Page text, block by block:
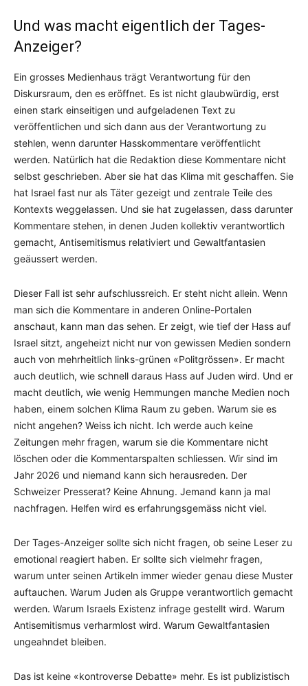
Und was macht eigentlich der Tages-
Anzeiger?
Ein grosses Medienhaus trägt Verantwortung für den
Diskursraum, den es eröffnet. Es ist nicht glaubwürdig, erst
einen stark einseitigen und aufgeladenen Text zu
veröffentlichen und sich dann aus der Verantwortung zu
stehlen, wenn darunter Hasskommentare veröffentlicht
werden. Natürlich hat die Redaktion diese Kommentare nicht
selbst geschrieben. Aber sie hat das Klima mit geschaffen. Sie
hat Israel fast nur als Täter gezeigt und zentrale Teile des
Kontexts weggelassen. Und sie hat zugelassen, dass darunter
Kommentare stehen, in denen Juden kollektiv verantwortlich
gemacht, Antisemitismus relativiert und Gewaltfantasien
geäussert werden.
Dieser Fall ist sehr aufschlussreich. Er steht nicht allein. Wenn
man sich die Kommentare in anderen Online-Portalen
anschaut, kann man das sehen. Er zeigt, wie tief der Hass auf
Israel sitzt, angeheizt nicht nur von gewissen Medien sondern
auch von mehrheitlich links-grünen «Politgrössen». Er macht
auch deutlich, wie schnell daraus Hass auf Juden wird. Und er
macht deutlich, wie wenig Hemmungen manche Medien noch
haben, einem solchen Klima Raum zu geben. Warum sie es
nicht angehen? Weiss ich nicht. Ich werde auch keine
Zeitungen mehr fragen, warum sie die Kommentare nicht
löschen oder die Kommentarspalten schliessen. Wir sind im
Jahr 2026 und niemand kann sich herausreden. Der
Schweizer Presserat? Keine Ahnung. Jemand kann ja mal
nachfragen. Helfen wird es erfahrungsgemäss nicht viel.
Der Tages-Anzeiger sollte sich nicht fragen, ob seine Leser zu
emotional reagiert haben. Er sollte sich vielmehr fragen,
warum unter seinen Artikeln immer wieder genau diese Muster
auftauchen. Warum Juden als Gruppe verantwortlich gemacht
werden. Warum Israels Existenz infrage gestellt wird. Warum
Antisemitismus verharmlost wird. Warum Gewaltfantasien
ungeahndet bleiben.
Das ist keine «kontroverse Debatte» mehr. Es ist publizistisch